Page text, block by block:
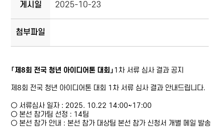
게시일 2025-10-23
첨부파일
「제8회 전국 청년 아이디어톤 대회」1차 서류 심사 결과 공지
제8회 전국 청년 아이디어톤 대회 1차 서류 심사 결과 안내드립니다.
○ 서류심사 일자 : 2025. 10.22 14:00~17:00
○ 본선 참가팀 선정 : 14팀
○ 본선 참가 안내 : 본선 참가 대상팀 본선 참가 신청서 개별 메일 발송